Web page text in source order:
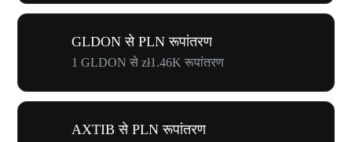
GLDON से PLN रूपांतरण
1 GLDON से zł1.46K रूपांतरण
AXTIB से PLN रूपांतरण